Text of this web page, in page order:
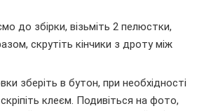
до збірки, візьміть 2 пелюстки,
скрутіть кінчики з дроту між
зберіть в бутон, при необхідності
клеєм. Подивіться на фото,